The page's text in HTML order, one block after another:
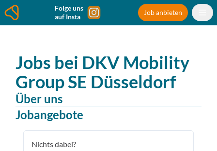
Folge uns
auf Insta
Job anbieten
Jobs bei DKV Mobility
Group SE Düsseldorf
Über uns
Jobangebote
Nichts dabei?